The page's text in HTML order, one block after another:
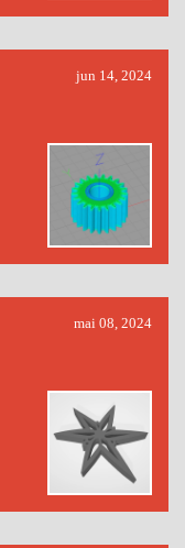
jun 14, 2024
mai 08, 2024